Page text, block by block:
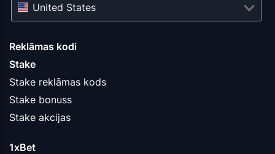
Reklāmas kodi
Stake
Stake reklāmas kods
Stake bonuss
Stake akcijas
1xBet
United States